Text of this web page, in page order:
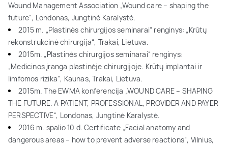
Wound Management Association „Wound care – shaping the
future“, Londonas, Jungtinė Karalystė.
2015 m. „Plastinės chirurgijos seminarai“ renginys: „Krūtų
rekonstrukcinė chirurgija“, Trakai, Lietuva.
2015m. „Plastinės chirurgijos seminarai“ renginys:
„Medicinos įranga plastinėje chirurgijoje. Krūtų implantai ir
limfomos rizika“, Kaunas, Trakai, Lietuva.
2015m. The EWMA konferencija „WOUND CARE – SHAPING
THE FUTURE. A PATIENT, PROFESSIONAL, PROVIDER AND PAYER
PERSPECTIVE“, Londonas, Jungtinė Karalystė.
2016 m. spalio 10 d. Certificate „Facial anatomy and
dangerous areas – how to prevent adverse reactions“, Vilnius,